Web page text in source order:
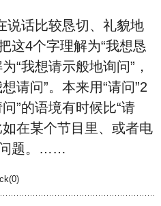
说话比较恳切、礼貌地
这4个字理解为“我想恳
“我想请示般地询问”，
请问”。本来用“请问”2
”的语境有时候比“请
在某个节目里、或者电
问题。……